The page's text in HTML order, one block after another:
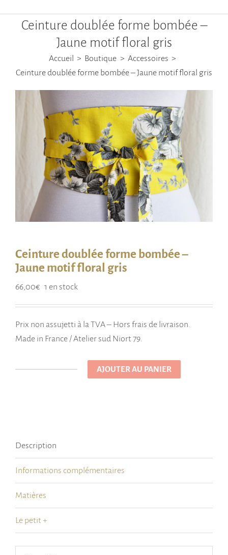
Ceinture doublée forme bombée –
Jaune motif floral gris
Accueil Boutique
Accessoires
Ceinture doublée forme bombée – Jaune motif floral gris
Ceinture doublée forme bombée –
Jaune motif floral gris
66,00€ 1 en stock
Prix non assujetti à la TVA – Hors frais de livraison.
Made in France / Atelier sud Niort 79.
bombée
-
Jaune
AJOUTER AU PANIER
Description
Informations complémentaires
Matières
Le petit +